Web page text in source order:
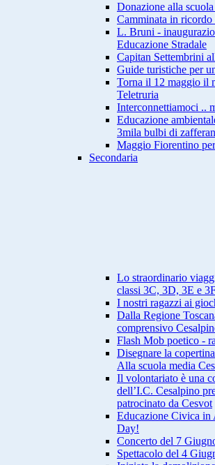
Donazione alla
Camminata in ricordo
L. Bruni -
Educazione Stradale
Capitan Settembrini
Guide turistiche per
Torna il 12 maggio il
Teletruria
Interconnettiamoci ..
Educazione
3mila bulbi di
Maggio Fiorentino
Secondaria
Lo straordinario
classi 3C, 3D, 3E e
I nostri ragazzi ai
Dalla Regione
comprensivo
Flash Mob poetico -
Disegnare la
Alla scuola media
Il volontariato è una
dell’I.C. Cesalpino
patrocinato da Cesvot
Educazione Civica in
Day!
Concerto del 7
Spettacolo del 4